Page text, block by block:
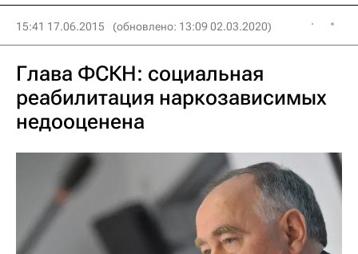
15:41 17.06.2015 (обновлено: 13:09 02.03.2020)
Глава ФСКН: социальная
реабилитация наркозависимых
недооценена